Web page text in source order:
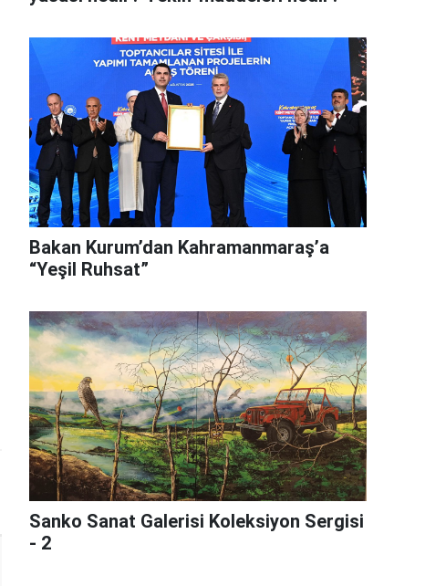
Bakan Kurum’dan Kahramanmaraş’a
“Yeşil Ruhsat”
Sanko Sanat Galerisi Koleksiyon Sergisi
- 2